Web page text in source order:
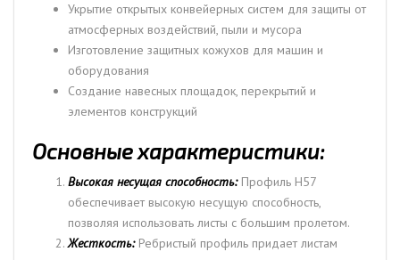
Укрытие открытых конвейерных систем для защиты от
атмосферных воздействий, пыли и мусора
Изготовление защитных кожухов для машин и
оборудования
Создание навесных площадок, перекрытий и
элементов конструкций
Основные характеристики:
Высокая несущая способность:Профиль Н57
обеспечивает высокую несущую способность,
позволяя использовать листы с большим пролетом.
Жесткость:Ребристый профиль придает листам